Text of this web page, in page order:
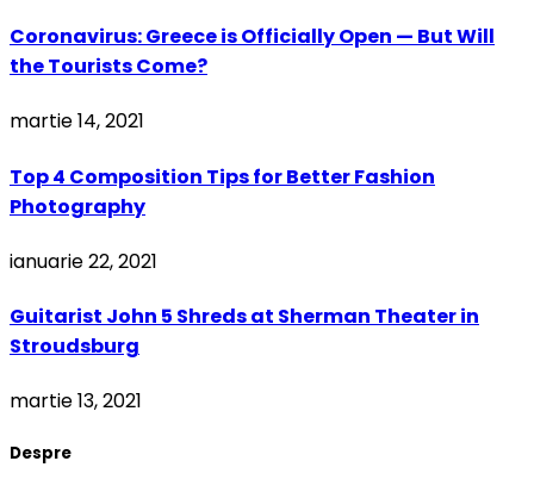
Coronavirus: Greece is Officially Open — But Will
the Tourists Come?
martie 14, 2021
Top 4 Composition Tips for Better Fashion
Photography
ianuarie 22, 2021
Guitarist John 5 Shreds at Sherman Theater in
Stroudsburg
martie 13, 2021
Despre